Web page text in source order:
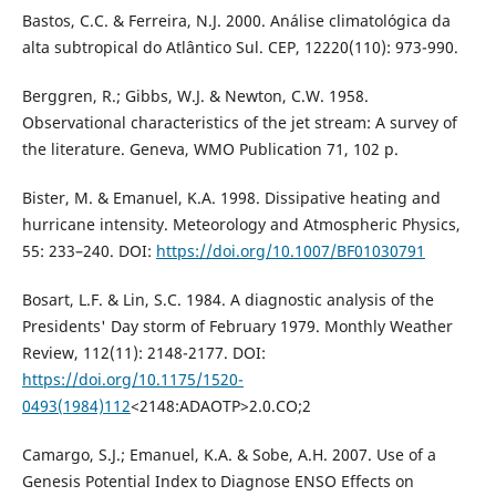
Bastos, C.C. & Ferreira, N.J. 2000. Análise climatológica da
alta subtropical do Atlântico Sul. CEP, 12220(110): 973-990.
Berggren, R.; Gibbs, W.J. & Newton, C.W. 1958.
Observational characteristics of the jet stream: A survey of
the literature. Geneva, WMO Publication 71, 102 p.
Bister, M. & Emanuel, K.A. 1998. Dissipative heating and
hurricane intensity. Meteorology and Atmospheric Physics,
55: 233–240. DOI: https://doi.org/10.1007/BF01030791
Bosart, L.F. & Lin, S.C. 1984. A diagnostic analysis of the
Presidents' Day storm of February 1979. Monthly Weather
Review, 112(11): 2148-2177. DOI:
https://doi.org/10.1175/1520-
0493(1984)112<2148:ADAOTP>2.0.CO;2
Camargo, S.J.; Emanuel, K.A. & Sobe, A.H. 2007. Use of a
Genesis Potential Index to Diagnose ENSO Effects on